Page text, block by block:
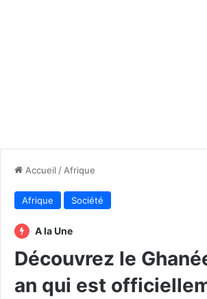
Accueil / Afrique
Afrique Société
A la Une
Découvrez le
an qui est